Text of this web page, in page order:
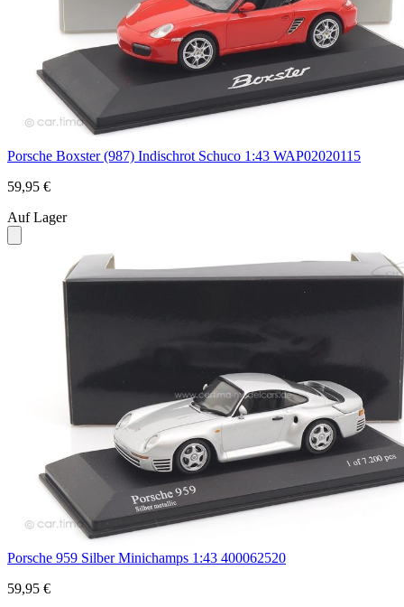
Porsche Boxster (987) Indischrot Schuco 1:43 WAP02020115
59,95 €
Auf Lager
Porsche 959 Silber Minichamps 1:43 400062520
59,95 €